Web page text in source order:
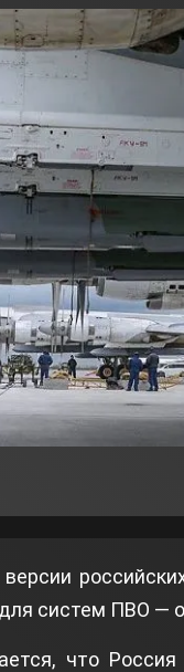
систем ПВО —
что